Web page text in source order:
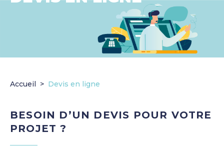
Accueil Devis en ligne
BESOIN D’UN DEVIS POUR VOTRE
PROJET ?